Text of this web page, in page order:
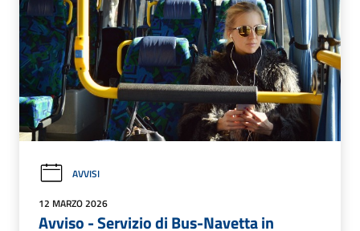
AVVISI
12 MARZO 2026
Avviso - Servizio di Bus-Navetta in